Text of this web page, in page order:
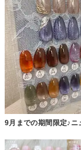
9月までの期間限定♪ニ